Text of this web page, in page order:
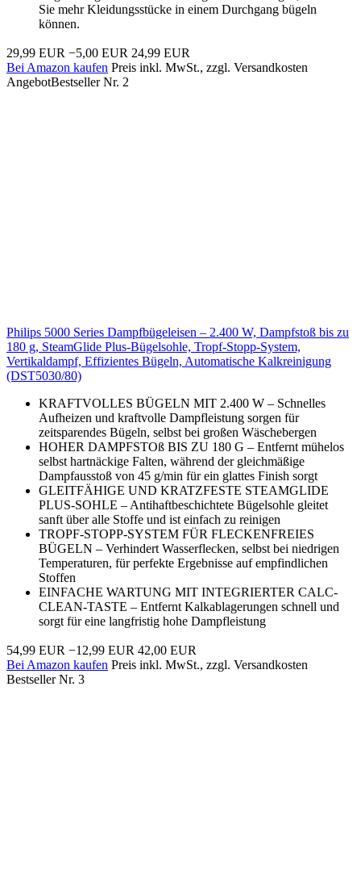
Sie mehr Kleidungsstücke in einem Durchgang bügeln
können.
29,99 EUR −5,00 EUR 24,99 EUR
Bei Amazon kaufen Preis inkl. MwSt., zzgl. Versandkosten
AngebotBestseller Nr. 2
Philips 5000 Series Dampfbügeleisen – 2.400 W, Dampfstoß bis zu
180 g, SteamGlide Plus-Bügelsohle, Tropf-Stopp-System,
Vertikaldampf, Effizientes Bügeln, Automatische Kalkreinigung
(DST5030/80)
KRAFTVOLLES BÜGELN MIT 2.400 W – Schnelles
Aufheizen und kraftvolle Dampfleistung sorgen für
zeitsparendes Bügeln, selbst bei großen Wäschebergen
HOHER DAMPFSTOß BIS ZU 180 G – Entfernt mühelos
selbst hartnäckige Falten, während der gleichmäßige
Dampfausstoß von 45 g/min für ein glattes Finish sorgt
GLEITFÄHIGE UND KRATZFESTE STEAMGLIDE
PLUS-SOHLE – Antihaftbeschichtete Bügelsohle gleitet
sanft über alle Stoffe und ist einfach zu reinigen
TROPF-STOPP-SYSTEM FÜR FLECKENFREIES
BÜGELN – Verhindert Wasserflecken, selbst bei niedrigen
Temperaturen, für perfekte Ergebnisse auf empfindlichen
Stoffen
EINFACHE WARTUNG MIT INTEGRIERTER CALC-
CLEAN-TASTE – Entfernt Kalkablagerungen schnell und
sorgt für eine langfristig hohe Dampfleistung
54,99 EUR −12,99 EUR 42,00 EUR
Bei Amazon kaufen Preis inkl. MwSt., zzgl. Versandkosten
Bestseller Nr. 3